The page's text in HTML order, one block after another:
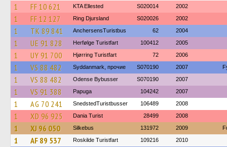
1 FF 10 621 KTA Ellested S020014 2002
1 FF 12 127 Ring Djursland S020026 2002
1 TK 89 841 AnchersensTuristbus 62 2004
1 UE 91 828 Herfølge Turistfart 100412 2005
1 UY 91 700 Hjørring Turistfart 72 2006
1 VS 88 482 Syddanmark, прочие S070190 2007
1 VS 88 482 Odense Bybusser S070190 2007
1 VS 91 388 Papuga 104242 2007
1 AG 70 241 SnedstedTuristbusser 106489 2008
1 XD 96 925 Dania Turist 28499 2008
1 XJ 96 050 Silkebus 131972 2009
1 AF 89 537 Roskilde Turistfart 109216 2010